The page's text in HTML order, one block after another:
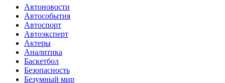
Автоновости
Автособытия
Автоспорт
Автоэксперт
Актеры
Аналитика
Баскетбол
Безопасность
Безумный мир